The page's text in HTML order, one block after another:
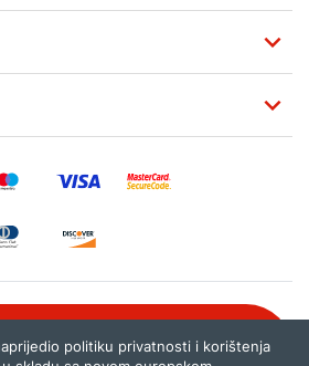
politiku privatnosti i korištenja